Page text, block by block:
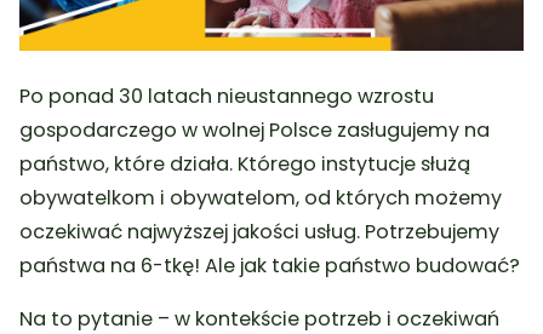
Po ponad 30 latach nieustannego wzrostu
gospodarczego w wolnej Polsce zasługujemy na
państwo, które działa. Którego instytucje służą
obywatelkom i obywatelom, od których możemy
oczekiwać najwyższej jakości usług. Potrzebujemy
państwa na 6-tkę! Ale jak takie państwo budować?
Na to pytanie – w kontekście potrzeb i oczekiwań